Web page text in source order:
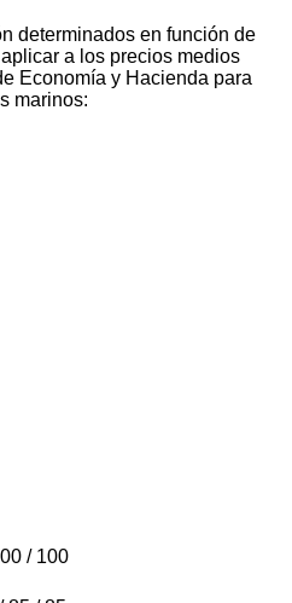
determinados en función de
a los precios medios
Economía y Hacienda para
marinos:
/ 100